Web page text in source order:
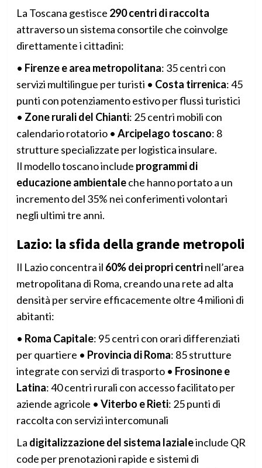
La Toscana gestisce 290 centri di raccolta
attraverso un sistema consortile che coinvolge
direttamente i cittadini:
• Firenze e area metropolitana: 35 centri con
servizi multilingue per turisti • Costa tirrenica: 45
punti con potenziamento estivo per flussi turistici
• Zone rurali del Chianti: 25 centri mobili con
calendario rotatorio • Arcipelago toscano: 8
strutture specializzate per logistica insulare.
Il modello toscano include programmi di
educazione ambientaleche hanno portato a un
incremento del 35% nei conferimenti volontari
negli ultimi tre anni.
Lazio: la sfida della grande metropoli
Il Lazio concentra il 60% dei propri centrinell’area
metropolitana di Roma, creando una rete ad alta
densità per servire efficacemente oltre 4 milioni di
abitanti:
• Roma Capitale: 95 centri con orari differenziati
per quartiere • Provincia di Roma: 85 strutture
integrate con servizi di trasporto • Frosinone e
Latina: 40 centri rurali con accesso facilitato per
aziende agricole • Viterbo e Rieti: 25 punti di
raccolta con servizi intercomunali
La digitalizzazione del sistema lazialeinclude QR
code per prenotazioni rapide e sistemi di